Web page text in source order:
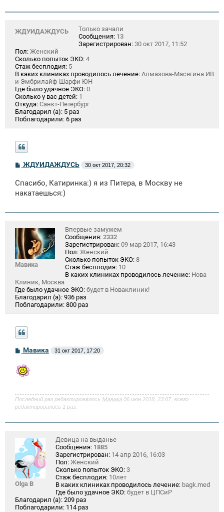
ЖДУИДАЖДУСЬ
Только зачали
Сообщения: 13
Зарегистрирован: 30 окт 2017, 11:52
Пол: Женский
Сколько попыток ЭКО: 4
Стаж бесплодия: 5
В каких клиниках проводилось лечение: Алмазова-Масягина ИВ
и Эмбрилайф-Шарфи ЮН
Где было удачное ЭКО: 0
Сколько у вас детей: 1
Откуда: Санкт-Петербург
Благодарил (а): 5 раз
Поблагодарили: 6 раз
С
б
щ
и
ЖДУИДАЖДУСЬ 30 окт 2017, 20:32
Спасибо, Катиринка:) я из Питера, в Москву не
накатаешься:)
Мавика
Впервые замужем
Сообщения: 2332
Зарегистрирован: 09 мар 2017, 16:43
Пол: Женский
Сколько попыток ЭКО: 8
Стаж бесплодия: 10
В каких клиниках проводилось лечение: Нова
Клиник, Москва
Где было удачное ЭКО: будет в Новаклиник!
Благодарил (а): 936 раз
Поблагодарили: 800 раз
С
о
б
щ
и
е
Мавика 31 окт 2017, 17:20
Последний раз редактировалось Мавика 06 июн 2018, 23:07, всего
редактировалось 1 раз.
Olga B
Девица на выданье
Сообщения: 1885
Зарегистрирован: 14 апр 2016, 16:03
Пол: Женский
Сколько попыток ЭКО: 3
Стаж бесплодия: 10лет
В каких клиниках проводилось лечение: bagk.med
Где было удачное ЭКО: будет в ЦПСиР
Благодарил (а): 209 раз
Поблагодарили: 114 раз